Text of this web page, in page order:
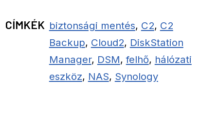
CÍMKÉK biztonsági mentés, C2, C2
Backup, Cloud2, DiskStation
Manager, DSM,felhő, hálózati
eszköz, NAS, Synology